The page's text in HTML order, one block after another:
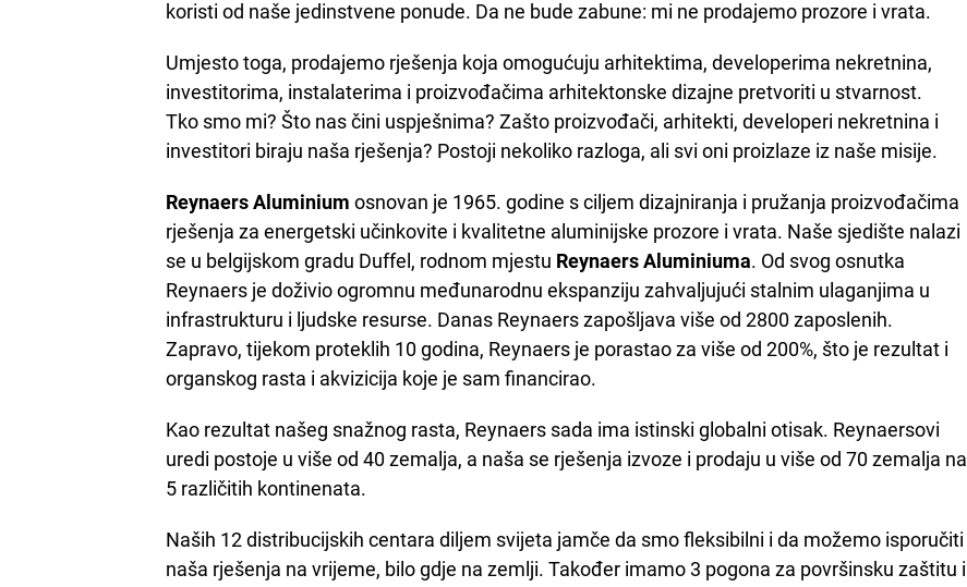
koristi od naše jedinstvene ponude. Da ne bude zabune: mi ne prodajemo prozore i vrata.
Umjesto toga, prodajemo rješenja koja omogućuju arhitektima, developerima nekretnina,
investitorima, instalaterima i proizvođačima arhitektonske dizajne pretvoriti u stvarnost.
Tko smo mi? Što nas čini uspješnima? Zašto proizvođači, arhitekti, developeri nekretnina i
investitori biraju naša rješenja? Postoji nekoliko razloga, ali svi oni proizlaze iz naše misije.
Reynaers Aluminium osnovan je 1965. godine s ciljem dizajniranja i pružanja proizvođačima
rješenja za energetski učinkovite i kvalitetne aluminijske prozore i vrata. Naše sjedište nalazi
se u belgijskom gradu Duffel, rodnom mjestu Reynaers Aluminiuma. Od svog osnutka
Reynaers je doživio ogromnu međunarodnu ekspanziju zahvaljujući stalnim ulaganjima u
infrastrukturu i ljudske resurse. Danas Reynaers zapošljava više od 2800 zaposlenih.
Zapravo, tijekom proteklih 10 godina, Reynaers je porastao za više od 200%, što je rezultat i
organskog rasta i akvizicija koje je sam financirao.
Kao rezultat našeg snažnog rasta, Reynaers sada ima istinski globalni otisak. Reynaersovi
uredi postoje u više od 40 zemalja, a naša se rješenja izvoze i prodaju u više od 70 zemalja na
5 različitih kontinenata.
Naših 12 distribucijskih centara diljem svijeta jamče da smo fleksibilni i da možemo isporučiti
naša rješenja na vrijeme, bilo gdje na zemlji. Također imamo 3 pogona za površinsku zaštitu i